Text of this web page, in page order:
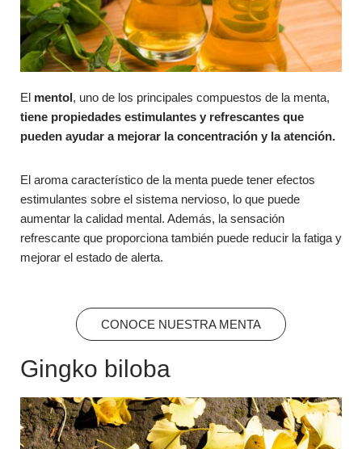
El mentol, uno de los principales compuestos de la menta,
tiene propiedades estimulantes y refrescantes que
pueden ayudar a mejorar la concentración y la atención.
El aroma característico de la menta puede tener efectos
estimulantes sobre el sistema nervioso, lo que puede
aumentar la calidad mental. Además, la sensación
refrescante que proporciona también puede reducir la fatiga y
mejorar el estado de alerta.
CONOCE NUESTRA MENTA
Gingko biloba